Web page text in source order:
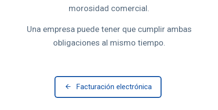
morosidad comercial.
Una empresa puede tener que cumplir ambas
obligaciones al mismo tiempo.
Facturación electrónica